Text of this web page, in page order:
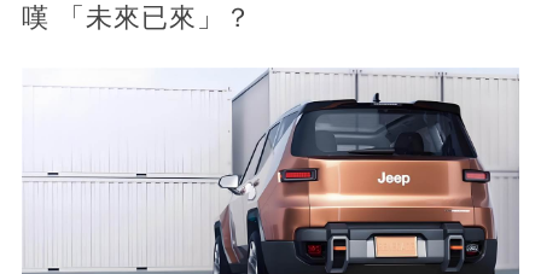
嘆 「未來已來」？